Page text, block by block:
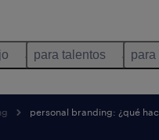
para talentos para
personal branding: ¿qué